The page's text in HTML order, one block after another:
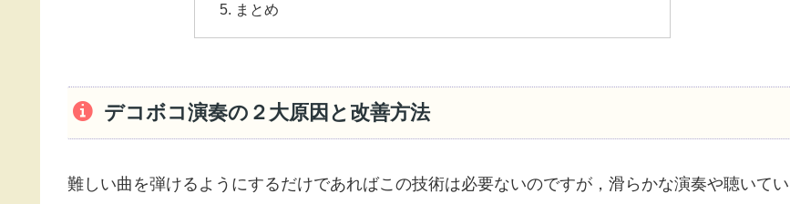
まとめ
デコボコ演奏の２大原因と改善方法
難しい曲を弾けるようにするだけであればこの技術は必要ないのですが，滑らかな演奏や聴いてい